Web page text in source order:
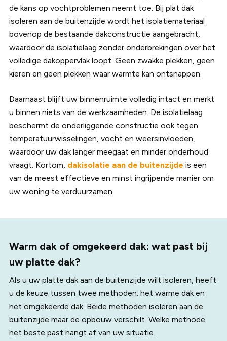
de kans op vochtproblemen neemt toe. Bij plat dak
isoleren aan de buitenzijde wordt het isolatiemateriaal
bovenop de bestaande dakconstructie aangebracht,
waardoor de isolatielaag zonder onderbrekingen over het
volledige dakoppervlak loopt. Geen zwakke plekken, geen
kieren en geen plekken waar warmte kan ontsnappen.
Daarnaast blijft uw binnenruimte volledig intact en merkt
u binnen niets van de werkzaamheden. De isolatielaag
beschermt de onderliggende constructie ook tegen
temperatuurwisselingen, vocht en weersinvloeden,
waardoor uw dak langer meegaat en minder onderhoud
vraagt. Kortom, dakisolatie aan de buitenzijde is een
van de meest effectieve en minst ingrijpende manier om
uw woning te verduurzamen.
Warm dak of omgekeerd dak: wat past bij
uw platte dak?
Als u uw platte dak aan de buitenzijde wilt isoleren, heeft
u de keuze tussen twee methoden: het warme dak en
het omgekeerde dak. Beide methoden isoleren aan de
buitenzijde maar de opbouw verschilt. Welke methode
het beste past hangt af van uw situatie.